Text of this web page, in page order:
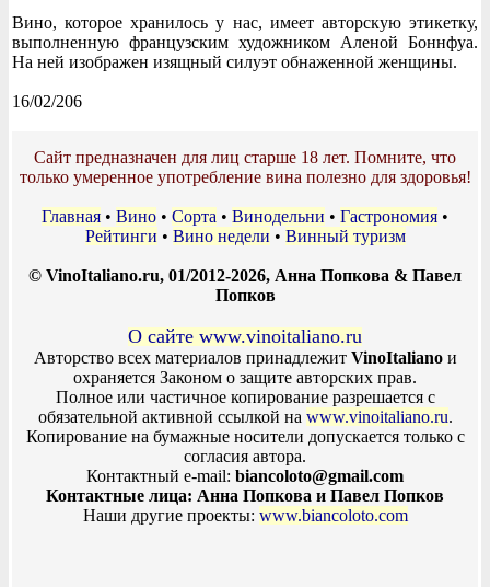
Вино, которое хранилось у нас, имеет авторскую этикетку,
выполненную французским художником Аленой Боннфуа.
На ней изображен изящный силуэт обнаженной женщины.
16/02/206
Сайт предназначен для лиц старше 18 лет. Помните, что
только умеренное употребление вина полезно для здоровья!
Главная • Вино • Сорта • Винодельни • Гастрономия •
Рейтинги • Вино недели • Винный туризм
© VinoItaliano.ru, 01/2012-2026, Анна Попкова & Павел
Попков
О сайте www.vinoitaliano.ru
Авторство всех материалов принадлежит VinoItalianoи
охраняется Законом о защите авторских прав.
Полное или частичное копирование разрешается с
обязательной активной ссылкой на www.vinoitaliano.ru.
Копирование на бумажные носители допускается только с
согласия автора.
Контактный e-mail: biancoloto@gmail.com
Контактные лица: Анна Попкова и Павел Попков
Наши другие проекты: www.biancoloto.com